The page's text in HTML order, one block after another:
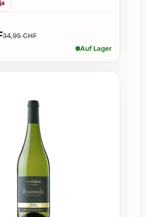
und Geschäftstreffen
zu Gourmet-Abenden
Er passt ideal zu
bei privaten Festen wie
Silvester, eignet sich für
Freunden und veredelt
Restaurantkarten. Winzer
schätzen ihn auch für den
Weinkeller und als
bei Firmenevents.
34,95 CHF
Auf Lager